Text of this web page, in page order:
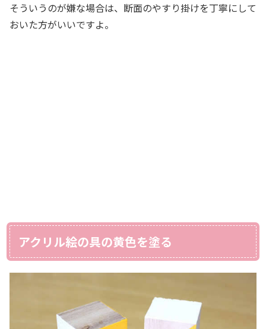
そういうのが嫌な場合は、断面のやすり掛けを丁寧にして
おいた方がいいですよ。
アクリル絵の具の黄色を塗る